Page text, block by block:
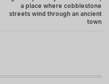
a place where cobblestone
streets wind through an ancient
town